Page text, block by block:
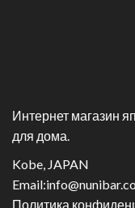
Интернет магазин
для дома.
Kobe, JAPAN
Email:
Политика